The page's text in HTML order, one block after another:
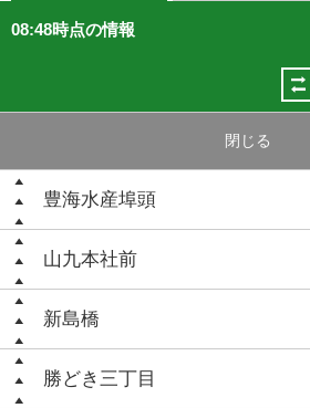
08:48時点の情報
閉じる
豊海水産埠頭
山九本社前
新島橋
勝どき三丁目